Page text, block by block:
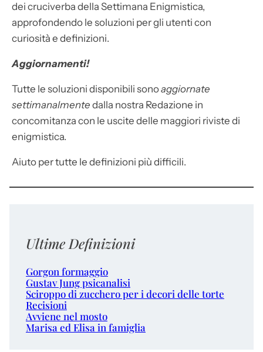
dei cruciverba della Settimana Enigmistica,
approfondendo le soluzioni per gli utenti con
curiosità e definizioni.
Aggiornamenti!
Tutte le soluzioni disponibili sonoaggiornate
settimanalmente dalla nostra Redazione in
concomitanza con le uscite delle maggiori riviste di
enigmistica.
Aiuto per tutte le definizioni più difficili.
Ultime Definizioni
Gorgon formaggio
Gustav Jung psicanalisi
Sciroppo di zucchero per i decori delle torte
Recisioni
Avviene nel mosto
Marisa ed Elisa in famiglia